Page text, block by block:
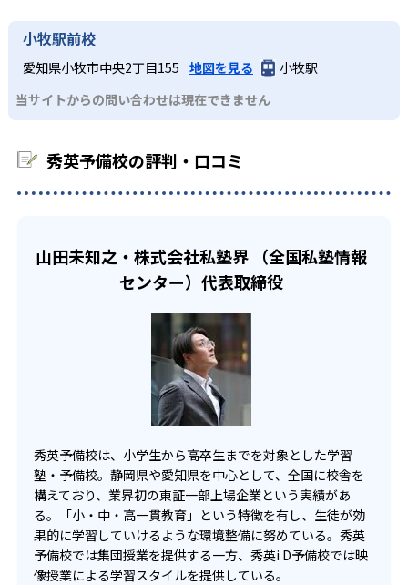
でなく、「チューターによる指導×映像授業」「学力に合
わせた少人数学習」「映像授業」とさまざま。対象学年も
設定されているが、自分に合った学習スタイルで、自分の
ペースで学習できる。
他にも、オンラインスタイルでは集団授業、個別指導、映
ルでは、疑問点をすぐに質問しながら自分のペースで自学
自習を進められる。これらの学習スタイルから自分に合っ
入試に向けて定期テスト対策をしたい子ども向け
秀英予備校は、地域の中学校ごとに、過去の定期テストデ
とに、万全の定期テスト対策を行う。また、中学3年生では
学校裁量問題、独自入試、校長会テスト、学力調査など、
高校生
自分に合った学習を進めたい生徒向け
秀英予備校では、集団指導や個別指導など複数の学習スタ
イルで授業を展開。生徒の性格や目標、生活スタイルに合
わせて、時には複数の学習スタイルを組み合わせながら、
最適な学習方法を提案。
掛け合わせることで、より最適な学習を行える。どの学習
スタイルが合うかは秀英予備校の講師も提案。相談の上で
決定できるため、安心して学習に集中できる。
の専門スタッフが作っている。実際に指導する教師の声を
が掲載されているので、テキスト1冊でも実践力を身につけ
られる。
一方で、目的を持たずに入塾すると、何となく時間が過ぎ
てしまう恐れがある点がデメリットの一つとして挙げられ
るだろう。学習スタイルは生徒の性格や目的から選択す
る。目的がなければ適した学習スタイルを判断できず、時
間を無駄にしてしまうだろう。入塾前にどの対策をしたい
のか、何のために入塾するのかを子どもとともに確認した
秀英予備校は、合格実績を公式サイトで公開し、合格した
学校を多数記載している。合格実績は以下の通りである。
静岡大学教育学部附属島田中学校
浜松西高校中等部 22
静岡学園中学校 36
静岡聖光学院中学校 15
静岡大成中学校 10
高校の合格実績
小牧駅前校
愛知県小牧市中央2丁目155 地図を見る
小牧駅
当サイトからの問い合わせは現在できません
秀英予備校の評判・口コミ
山田未知之・株式会社私塾界 （全国私塾情報
センター）代表取締役
秀英予備校は、小学生から高卒生までを対象とした学習
塾・予備校。静岡県や愛知県を中心として、全国に校舎を
構えており、業界初の東証一部上場企業という実績があ
る。「小・中・高一貫教育」という特徴を有し、生徒が効
果的に学習していけるような環境整備に努めている。秀英
予備校では集団授業を提供する一方、秀英i D予備校では映
像授業による学習スタイルを提供している。